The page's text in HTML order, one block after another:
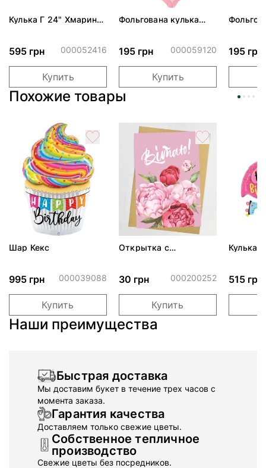
Кулька Г 24" Хмаринка
595 грн 000052416
Купить
Фольгована кулька
195 грн 000059120
Купить
195 грн
Похожие товары
Шар Кекс
995 грн 000039088
Купить
Открытка с
30 грн 000200252
Купить
Кулька
515 грн
Наши преимущества
Быстрая доставка
Мы доставим букет в течение трех часов с
момента заказа.
Гарантия качества
Доставляем только свежие цветы.
Собственное тепличное
производство
Свежие цветы без посредников.